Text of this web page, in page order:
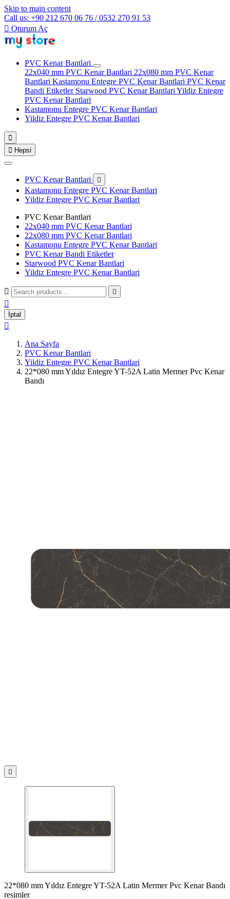
Skip to main content
Call us: +90 212 670 06 76 / 0532 270 91 53
 Oturum Aç
PVC Kenar Bantlari
22x040 mm PVC Kenar Bantlari 22x080 mm PVC Kenar
Bantlari Kastamonu Entegre PVC Kenar Bantlari PVC Kenar
Bandi Etiketler Starwood PVC Kenar Bantlari Yildiz Entegre
PVC Kenar Bantlari
Kastamonu Entegre PVC Kenar Bantlari
Yildiz Entegre PVC Kenar Bantlari

 Hepsi
PVC Kenar Bantlari 
Kastamonu Entegre PVC Kenar Bantlari
Yildiz Entegre PVC Kenar Bantlari
PVC Kenar Bantlari
22x040 mm PVC Kenar Bantlari
22x080 mm PVC Kenar Bantlari
Kastamonu Entegre PVC Kenar Bantlari
PVC Kenar Bandi Etiketler
Starwood PVC Kenar Bantlari
Yildiz Entegre PVC Kenar Bantlari
 

İptal

Ana Sayfa
PVC Kenar Bantlari
Yildiz Entegre PVC Kenar Bantlari
22*080 mm Yıldız Entegre YT-52A Latin Mermer Pvc Kenar
Bandı

22*080 mm Yıldız Entegre YT-52A Latin Mermer Pvc Kenar Bandı
resimler